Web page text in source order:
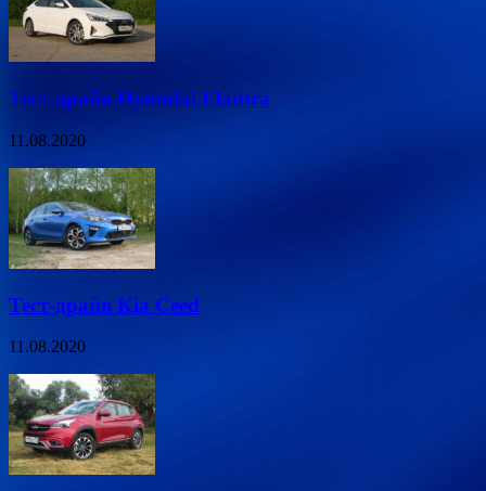
Тест-драйв Hyundai Elantra
11.08.2020
Тест-драйв Kia Ceed
11.08.2020